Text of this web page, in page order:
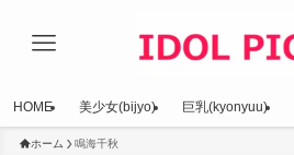
HOME 美少女(bijyo) 巨乳(kyonyuu)
ホーム 鳴海千秋